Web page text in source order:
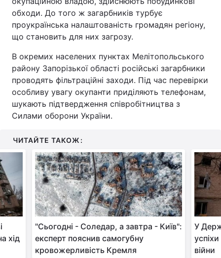
обходи. До того ж загарбників турбує
проукраїнська налаштованість громадян регіону,
що становить для них загрозу.
В окремих населених пунктах Мелітопольського
району Запорізької області російські загарбники
проводять фільтраційні заходи. Під час перевірки
особливу увагу окупанти приділяють телефонам,
шукають підтвердження співробітництва з
Силами оборони України.
ЧИТАЙТЕ ТАКОЖ:
хід
"Сьогодні - Соледар, а завтра - Київ":
експерт пояснив самогубну
кровожерливість Кремля
У
війни